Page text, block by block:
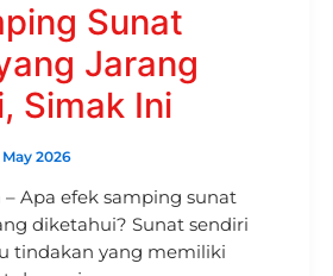
Sunat
Jarang
Simak Ini
May 2026
Apa efek samping sunat
diketahui? Sunat sendiri
tindakan yang memiliki